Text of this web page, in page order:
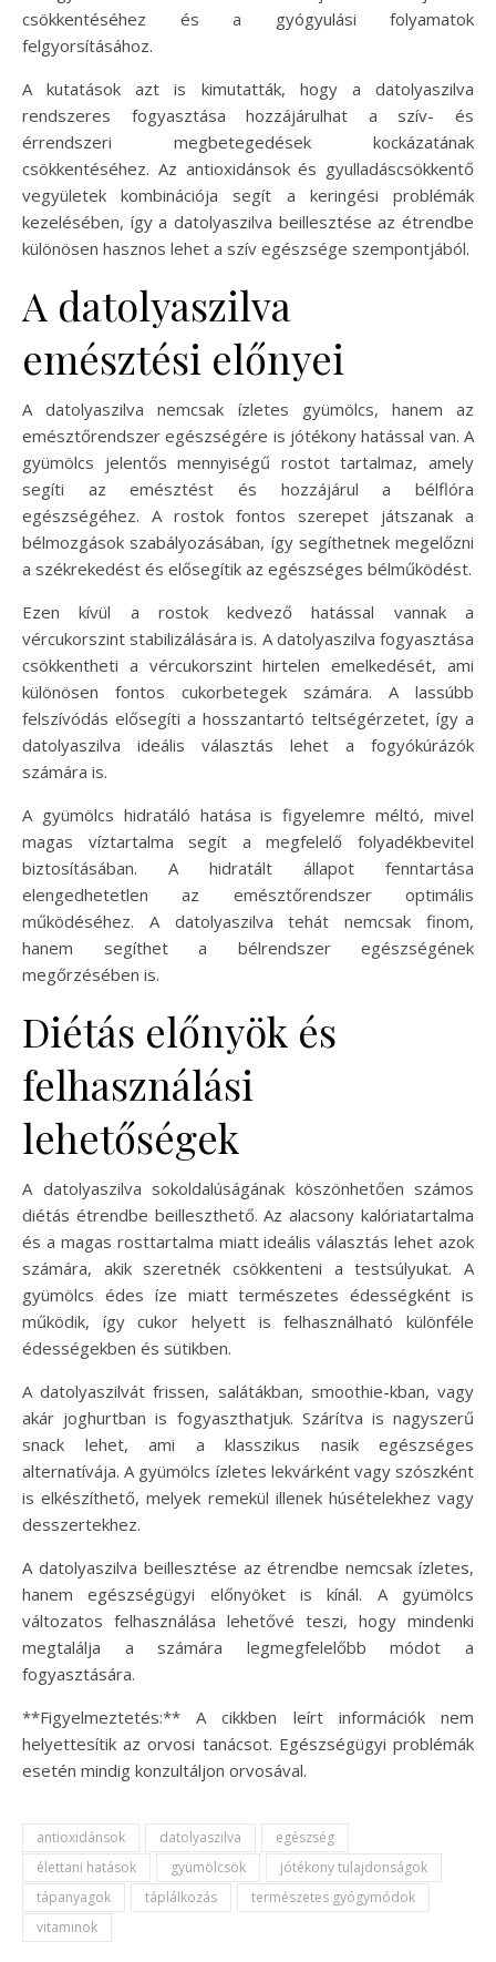
csökkentéséhez és a gyógyulási folyamatok
felgyorsításához.
A kutatások azt is kimutatták, hogy a datolyaszilva
rendszeres fogyasztása hozzájárulhat a szív- és
érrendszeri megbetegedések kockázatának
csökkentéséhez. Az antioxidánsok és gyulladáscsökkentő
vegyületek kombinációja segít a keringési problémák
kezelésében, így a datolyaszilva beillesztése az étrendbe
különösen hasznos lehet a szív egészsége szempontjából.
A datolyaszilva
emésztési előnyei
A datolyaszilva nemcsak ízletes gyümölcs, hanem az
emésztőrendszer egészségére is jótékony hatással van. A
gyümölcs jelentős mennyiségű rostot tartalmaz, amely
segíti az emésztést és hozzájárul a bélflóra
egészségéhez. A rostok fontos szerepet játszanak a
bélmozgások szabályozásában, így segíthetnek megelőzni
a székrekedést és elősegítik az egészséges bélműködést.
Ezen kívül a rostok kedvező hatással vannak a
vércukorszint stabilizálására is. A datolyaszilva fogyasztása
csökkentheti a vércukorszint hirtelen emelkedését, ami
különösen fontos cukorbetegek számára. A lassúbb
felszívódás elősegíti a hosszantartó teltségérzetet, így a
datolyaszilva ideális választás lehet a fogyókúrázók
számára is.
A gyümölcs hidratáló hatása is figyelemre méltó, mivel
magas víztartalma segít a megfelelő folyadékbevitel
biztosításában. A hidratált állapot fenntartása
elengedhetetlen az emésztőrendszer optimális
működéséhez. A datolyaszilva tehát nemcsak finom,
hanem segíthet a bélrendszer egészségének
megőrzésében is.
Diétás előnyök és
felhasználási
lehetőségek
A datolyaszilva sokoldalúságának köszönhetően számos
diétás étrendbe beilleszthető. Az alacsony kalóriatartalma
és a magas rosttartalma miatt ideális választás lehet azok
számára, akik szeretnék csökkenteni a testsúlyukat. A
gyümölcs édes íze miatt természetes édességként is
működik, így cukor helyett is felhasználható különféle
édességekben és sütikben.
A datolyaszilvát frissen, salátákban, smoothie-kban, vagy
akár joghurtban is fogyaszthatjuk. Szárítva is nagyszerű
snack lehet, ami a klasszikus nasik egészséges
alternatívája. A gyümölcs ízletes lekvárként vagy szószként
is elkészíthető, melyek remekül illenek húsételekhez vagy
desszertekhez.
A datolyaszilva beillesztése az étrendbe nemcsak ízletes,
hanem egészségügyi előnyöket is kínál. A gyümölcs
változatos felhasználása lehetővé teszi, hogy mindenki
megtalálja a számára legmegfelelőbb módot a
fogyasztására.
**Figyelmeztetés:** A cikkben leírt információk nem
helyettesítik az orvosi tanácsot. Egészségügyi problémák
esetén mindig konzultáljon orvosával.
antioxidánsok datolyaszilva
egészség
élettani hatások
gyümölcsök
jótékony tulajdonságok
tápanyagok
táplálkozás
természetes gyógymódok
vitaminok